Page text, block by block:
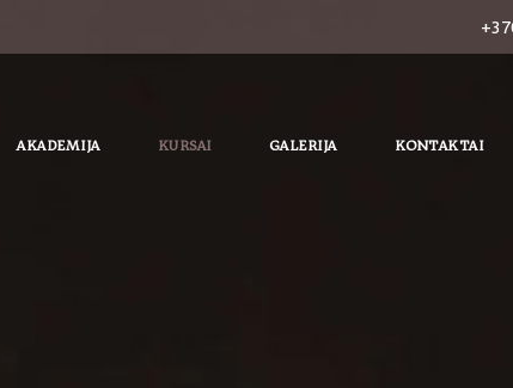
AKADEMIJA KURSAI GALERIJA KONTAKTAI